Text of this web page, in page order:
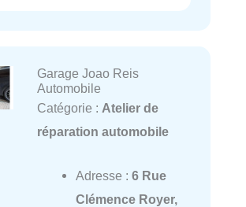
Garage Joao Reis
Automobile
Catégorie : Atelier de
réparation automobile
Adresse : 6 Rue
Clémence Royer,